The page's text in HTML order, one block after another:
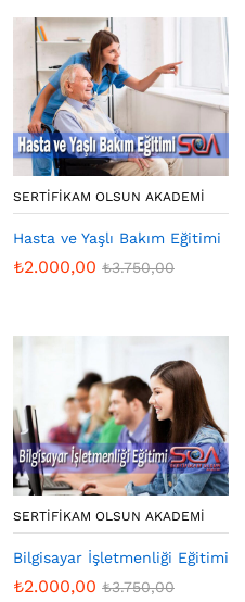
SERTIFIKAM OLSUN AKADEMI
Hasta ve Yaşlı Bakım Eğitimi
₺2.000,00 ₺3.750,00
SERTIFIKAM OLSUN AKADEMI
Bilgisayar İşletmenliği Eğitimi
₺2.000,00 ₺3.750,00